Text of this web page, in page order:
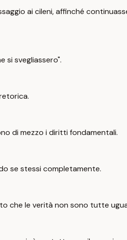
ai cileni, affinché
si svegliassero".
di mezzo i diritti fondamentali.
se stessi completamente.
che le verità non sono tutte